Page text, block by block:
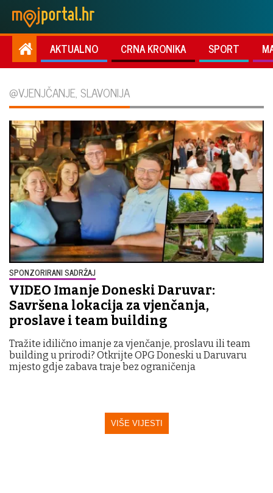
AKTUALNO CRNA KRONIKA SPORT
@VJENJČANJE, SLAVONIJA
SPONZORIRANI SADRŽAJ
VIDEO Imanje Doneski Daruvar:
Savršena lokacija za vjenčanja,
proslave i team building
Tražite idilično imanje za vjenčanje, proslavu ili team
building u prirodi? Otkrijte OPG Doneski u Daruvaru
mjesto gdje zabava traje bez ograničenja
VIŠE VIJESTI